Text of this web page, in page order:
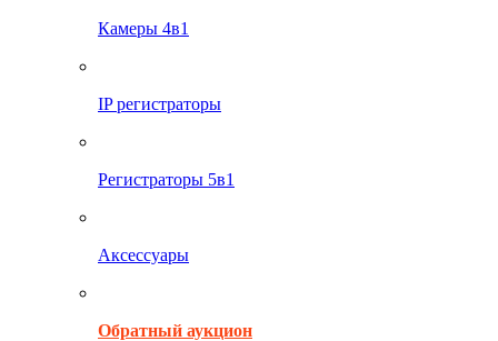
Камеры 4в1
IP регистраторы
Регистраторы 5в1
Аксессуары
Обратный аукцион